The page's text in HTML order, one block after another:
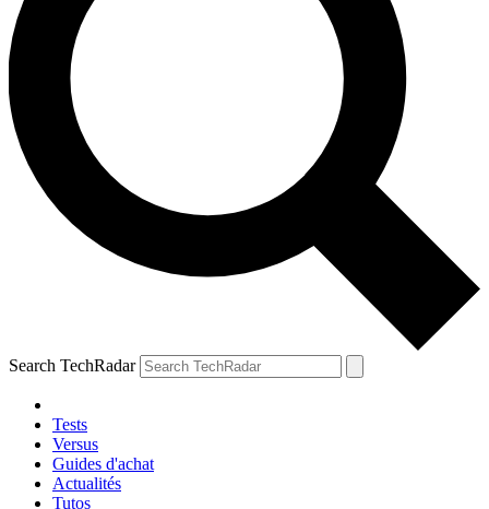
Search TechRadar
Tests
Versus
Guides d'achat
Actualités
Tutos